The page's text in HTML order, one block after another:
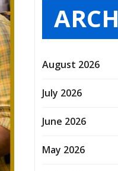
August 2026
July 2026
June 2026
May 2026